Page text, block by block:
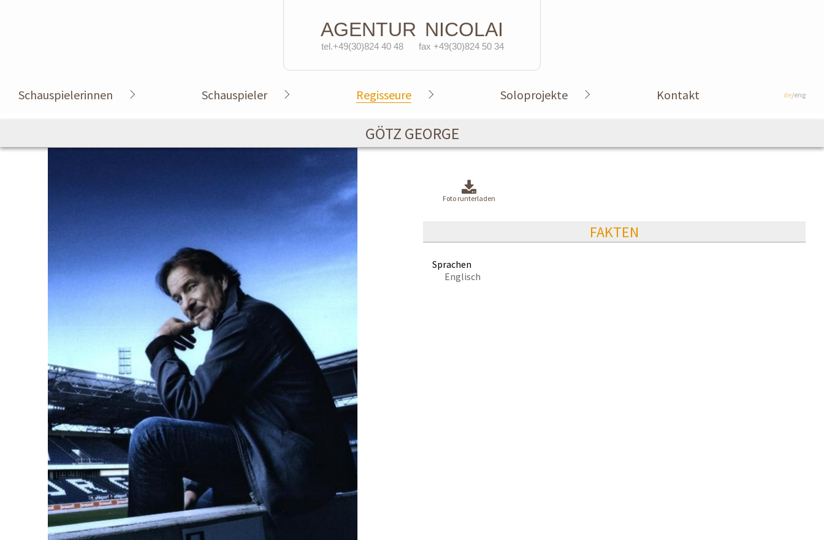
AGENTUR NICOLAI
tel.+49(30)824 40 48 fax +49(30)824 50 34
Schauspielerinnen Schauspieler Regisseure Soloprojekte Kontakt de/eng
GÖTZ GEORGE
Foto runterladen
FAKTEN
Sprachen
Englisch